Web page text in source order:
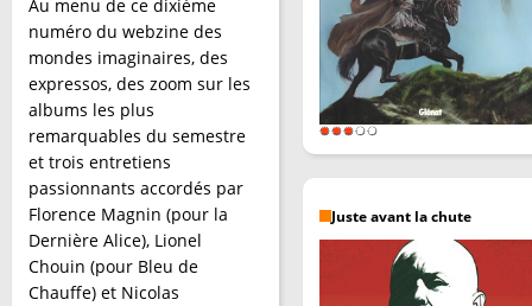
Au menu de ce dixième
numéro du webzine des
mondes imaginaires, des
expressos, des zoom sur les
albums les plus
remarquables du semestre
et trois entretiens
passionnants accordés par
Florence Magnin (pour la
Dernière Alice), Lionel
Chouin (pour Bleu de
Chauffe) et Nicolas
Juste avant la chute